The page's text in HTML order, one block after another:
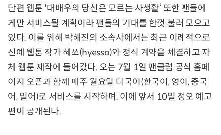
단편 웹툰 '대배우의 당신은 모르는 사생활‘ 또한 팬들에
게만 서비스될 계획이라 팬들의 기대를 한껏 불러 모으고
있다. 이를 위해 박해진의 소속사에서는 최근 이례적으로
신예 웹툰 작가 혜쏘(hyesso)와 정식 계약을 체결하고 자
체 웹툰 제작에 들어갔다. 오는 7월 1일 팬클럽 공식 홈페
이지 오픈과 함께 매주 월요일 다국어(한국어, 영어, 중국
어, 일어)로 서비스를 시작하며. 이에 앞서 10일 정오 예고
편이 공개된다.